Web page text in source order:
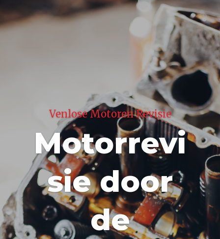
Venlose Motoren Revisie
Motorrevi
sie door
de